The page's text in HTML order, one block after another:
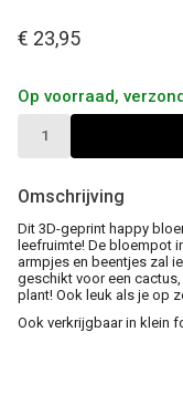
€ 23,95
Op voorraad,
Omschrijving
Dit 3D-geprint happy
leefruimte! De bloempot
armpjes en beentjes zal
geschikt voor een
plant! Ook leuk als je op
Ook verkrijgbaar in klein